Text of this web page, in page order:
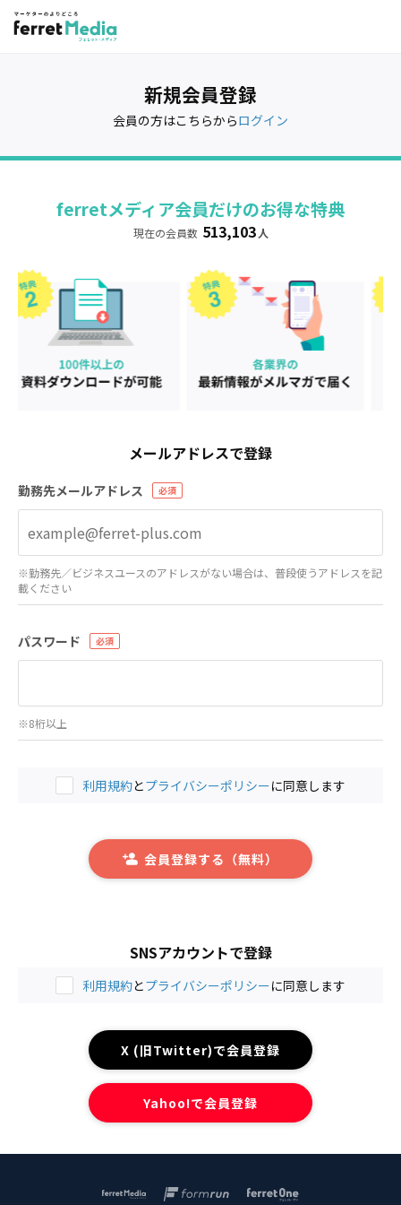
新規会員登録
会員の方はこちらからログイン
ferretメディア会員だけのお得な特典
現在の会員数 513,103 人
SNSアカウントで登録
利用規約とプライバシーポリシーに同意します
X (旧Twitter)で会員登録
Yahoo!で会員登録
メールアドレスで登録
勤務先メールアドレス
※勤務先／ビジネスユースのアドレスがない場合は、普段使うアドレスを記
載ください
パスワード
※8桁以上
利用規約とプライバシーポリシーに同意します
会員登録する（無料）